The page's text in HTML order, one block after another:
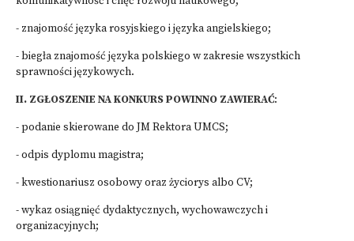
- znajomość języka rosyjskiego i języka angielskiego;
- biegła znajomość języka polskiego w zakresie wszystkich
sprawności językowych.
II. ZGŁOSZENIE NA KONKURS POWINNO ZAWIERAĆ:
- podanie skierowane do JM Rektora UMCS;
- odpis dyplomu magistra;
- kwestionariusz osobowy oraz życiorys albo CV;
- wykaz osiągnięć dydaktycznych, wychowawczych i
organizacyjnych;